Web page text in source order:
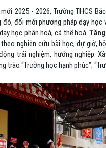
2025 - 2026, Trường THCS
đổi mới phương pháp dạy
học phân hoá, cá thể hoá.
nghiên cứu bài học, dự giờ,
trải nghiệm, hướng nghiệp.
trào “Trường học hạnh phúc”;